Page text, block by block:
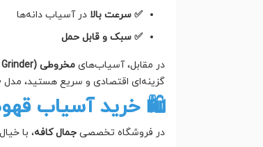
✅ سرعت بالا در آسیاب دانه‌ها
✅ سبک و قابل حمل
در مقابل، آسیاب‌های مخروطی (Burr Grinder)
گزینه‌ای اقتصادی و سریع هستید، مدل 3010 انتخابی عالی است.
🛍 خرید آسیاب قهوه مدل 3010 از
در فروشگاه تخصصی جمال کافه، با خیال راحت